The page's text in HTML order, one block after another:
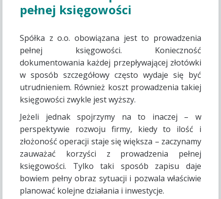
pełnej księgowości
Spółka z o.o. obowiązana jest to prowadzenia
pełnej księgowości. Konieczność
dokumentowania każdej przepływającej złotówki
w sposób szczegółowy często wydaje się być
utrudnieniem. Również koszt prowadzenia takiej
księgowości zwykle jest wyższy.
Jeżeli jednak spojrzymy na to inaczej – w
perspektywie rozwoju firmy, kiedy to ilość i
złożoność operacji staje się większa – zaczynamy
zauważać korzyści z prowadzenia pełnej
księgowości. Tylko taki sposób zapisu daje
bowiem pełny obraz sytuacji i pozwala właściwie
planować kolejne działania i inwestycje.